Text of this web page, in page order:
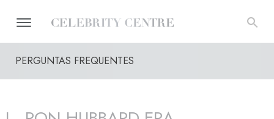
PERGUNTAS FREQUENTES